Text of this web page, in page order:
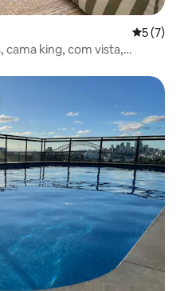
5 de
5 (7)
cama king, com vista,
hóspedes